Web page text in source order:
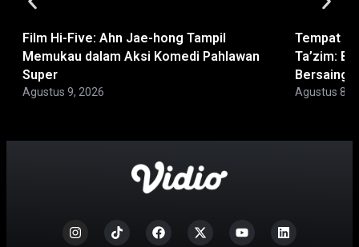
Film Hi-Five: Ahn Jae-hong Tampil
Memukau dalam Aksi Komedi Pahlawan
Super
Agustus 9, 2026
Tempat
Ta’zim:
Bersaing
Agustus 8,